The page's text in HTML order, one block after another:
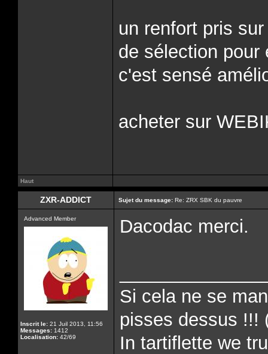
un renfort pris
de sélection pour
c'est sensé
acheter sur
Haut
ZXR-ADDICT Sujet du message: Re: ZRX SBK du pauvre
Advanced Member
Inscrit le: 21 Juil 2013, 11:56
Messages: 1412
Localisation: 42/69
Dacodac merci.
Si cela ne se
pisses dessus !!!
In tartiflette we